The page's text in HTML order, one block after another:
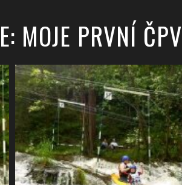
MOJE PRVNÍ ČPV